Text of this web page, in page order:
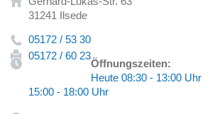
31241 Ilsede
05172 / 53 30
05172 / 60 23
Öffnungszeiten:
Heute 08:30 - 13:00 Uhr
15:00 - 18:00 Uhr